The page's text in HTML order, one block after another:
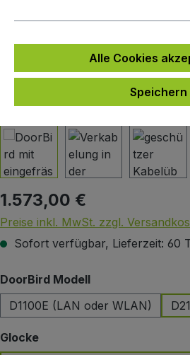
Regulärer Preis:
1.573,00 €
Preise inkl. MwSt. zzgl.
Sofort verfügbar, Lieferzeit: 60
DoorBird Modellauswählen
D1100E (LAN oder WLAN)
Glockeauswählen
Alle Cookies
Speichern